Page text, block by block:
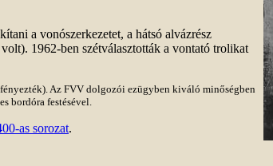
a vonószerkezetet, a hátsó alvázrész
1962-ben szétválasztották a vontató trolikat
Az FVV dolgozói ezügyben kiváló minőségben
bordóra festésével.
as sorozat.